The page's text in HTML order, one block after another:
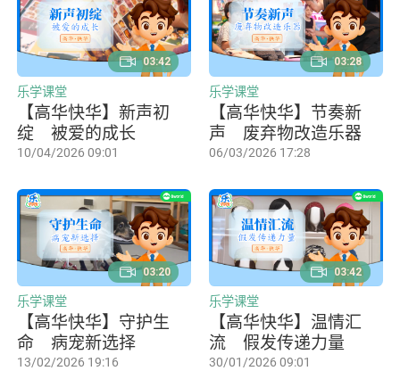
【高华快华】新声初
绽 被爱的成长
乐学课堂
10/04/2026 09:01
03:42
【高华快华】节奏新
声 废弃物改造乐器
乐学课堂
06/03/2026 17:28
03:28
【高华快华】守护生
命 病宠新选择
乐学课堂
13/02/2026 19:16
03:20
【高华快华】温情汇
流 假发传递力量
乐学课堂
30/01/2026 09:01
03:42